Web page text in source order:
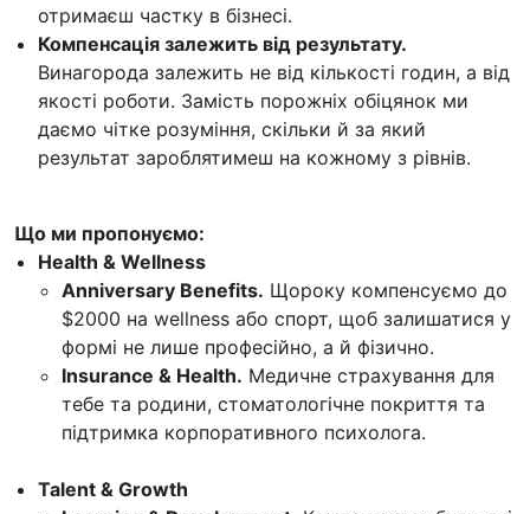
отримаєш частку в бізнесі.
Компенсація залежить від результату.
Винагорода залежить не від кількості годин, а від
якості роботи. Замість порожніх обіцянок ми
даємо чітке розуміння, скільки й за який
результат зароблятимеш на кожному з рівнів.
Що ми пропонуємо:
Health & Wellness
Anniversary Benefits. Щороку компенсуємо до
$2000 на wellness або спорт, щоб залишатися у
формі не лише професійно, а й фізично.
Insurance & Health. Медичне страхування для
тебе та родини, стоматологічне покриття та
підтримка корпоративного психолога.
Talent & Growth